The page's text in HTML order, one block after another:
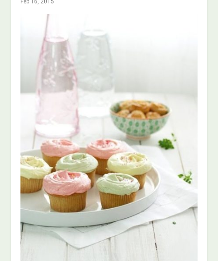
Feb 16, 2015